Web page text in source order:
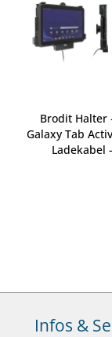
Brodit Halter
Galaxy Tab
Ladekabel
Infos &